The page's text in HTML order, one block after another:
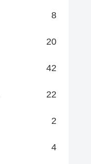
8
20
42
22
2
4